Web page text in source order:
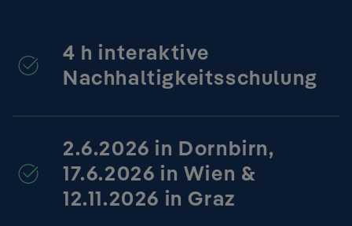
4 h interaktive
Nachhaltigkeitsschulung
2.6.2026 in Dornbirn,
17.6.2026 in Wien &
12.11.2026 in Graz